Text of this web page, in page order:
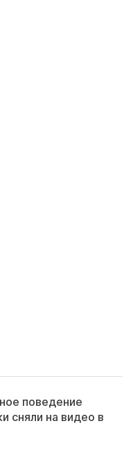
поведение
сняли на видео в